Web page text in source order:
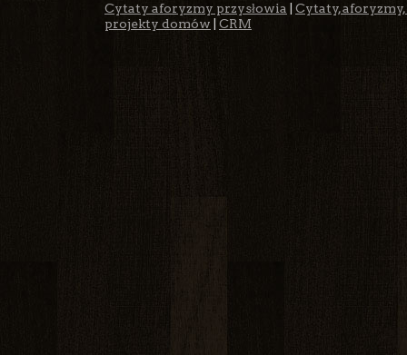
Cytaty aforyzmy przysłowia
Cytaty,
projekty domów
CRM